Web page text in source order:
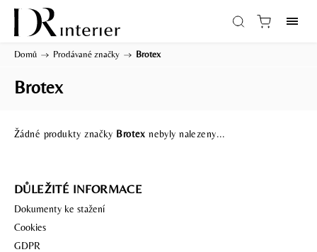
Domů / Prodávané značky / Brotex
Brotex
Žádné produkty značky Brotex nebyly nalezeny...
DŮLEŽITÉ INFORMACE
Dokumenty ke stažení
Cookies
GDPR